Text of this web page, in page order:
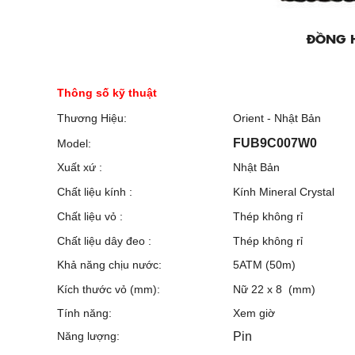
ĐỒNG HỒ ORIENT
Thông số kỹ thuật
Thương Hiệu:
Orient - Nhật Bản
Model:
FUB9C007W0
Xuất xứ :
Nhật Bản
Chất liệu kính :
Kính Mineral Crystal
Chất liệu vỏ :
Thép không rỉ
Chất liệu dây đeo :
Thép không rỉ
Khả năng chịu nước:
5ATM (50m)
Kích thước vỏ (mm):
Nữ 22 x 8 (mm)
Tính năng:
Xem giờ
Năng lượng:
Pin